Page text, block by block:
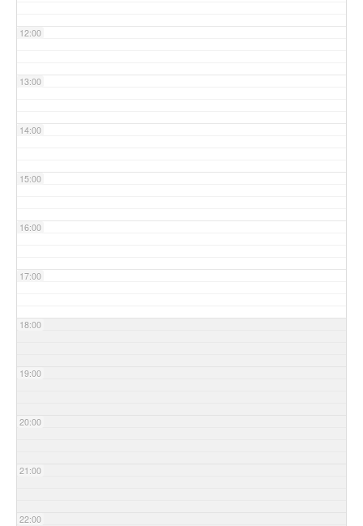
12:00
13:00
14:00
15:00
16:00
17:00
18:00
19:00
20:00
21:00
22:00